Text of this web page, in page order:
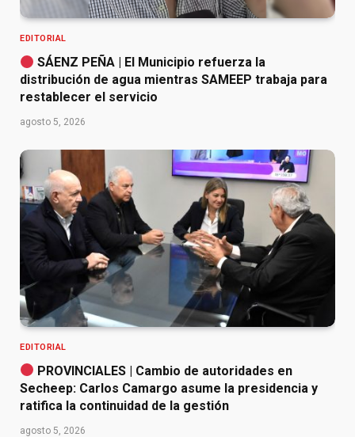
EDITORIAL
SÁENZ PEÑA | El Municipio refuerza la
distribución de agua mientras SAMEEP trabaja para
restablecer el servicio
agosto 5, 2026
EDITORIAL
PROVINCIALES | Cambio de autoridades en
Secheep: Carlos Camargo asume la presidencia y
ratifica la continuidad de la gestión
agosto 5, 2026